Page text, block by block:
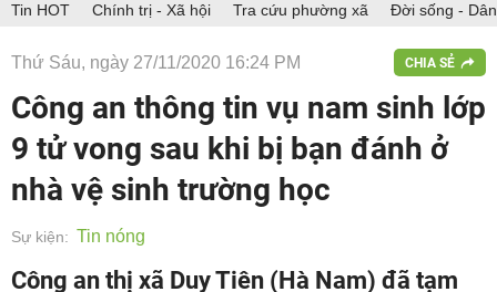
Tin HOT Chính trị - Xã hội Tra cứu phường xã Đời sống -
Thứ Sáu, ngày 27/11/2020 16:24 PM CHIA SẺ
Công an thông tin vụ nam sinh lớp
9 tử vong sau khi bị bạn đánh ở
nhà vệ sinh trường học
Sự kiện: Tin nóng
Công an thị xã Duy Tiên (Hà Nam) đã tạm